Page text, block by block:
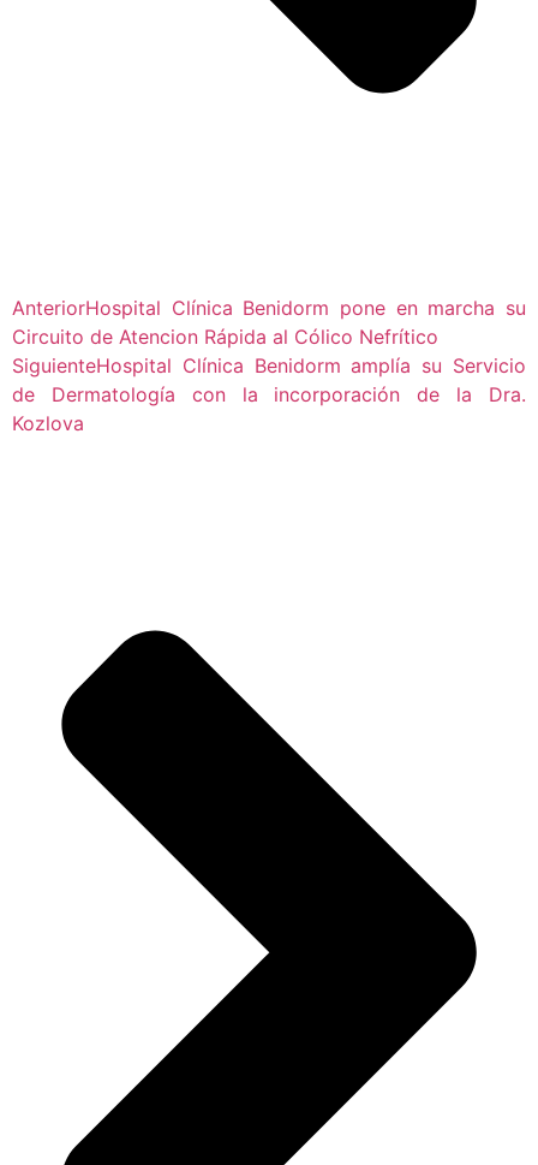
AnteriorHospital Clínica Benidorm pone en marcha su
Circuito de Atencion Rápida al Cólico Nefrítico
SiguienteHospital Clínica Benidorm amplía su Servicio
de Dermatología con la incorporación de la Dra.
Kozlova